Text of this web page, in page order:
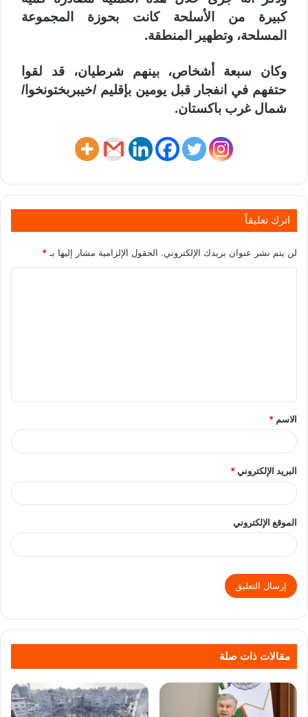
كبيرة من الأسلحة كانت بحوزة المجموعة
المسلحة، وتطهير المنطقة.
وكان سبعة أشخاص، بينهم شرطيان، قد لقوا
حتفهم في انفجار قبل يومين بإقليم /خيبربختونخوا/
شمال غرب باكستان.
اترك تعليقاً
لن يتم نشر عنوان بريدك الإلكتروني. الحقول الإلزامية مشار إليها بـ *
الاسم *
البريد الإلكتروني*
الموقع الإلكتروني
مقالات ذات صلة